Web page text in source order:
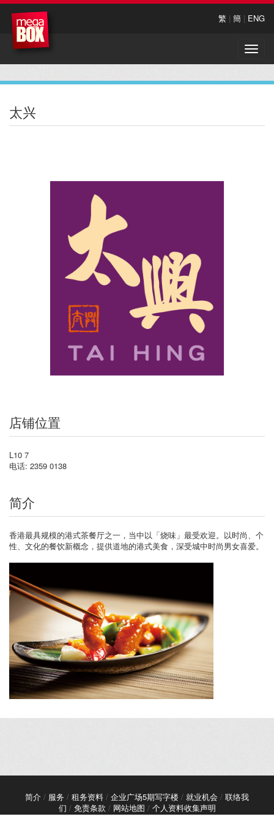
繁 | 簡 | ENG
Toggle
太兴
店铺位置
L10 7
电话: 2359 0138
简介
香港最具规模的港式茶餐厅之一，当中以「烧味」最受欢迎。以时尚、个
性、文化的餐饮新概念，提供道地的港式美食，深受城中时尚男女喜爱。
简介 / 服务 / 租务资料 / 企业广场5期写字楼 / 就业机会 / 联络我
们 / 免责条款 / 网站地图 / 个人资料收集声明